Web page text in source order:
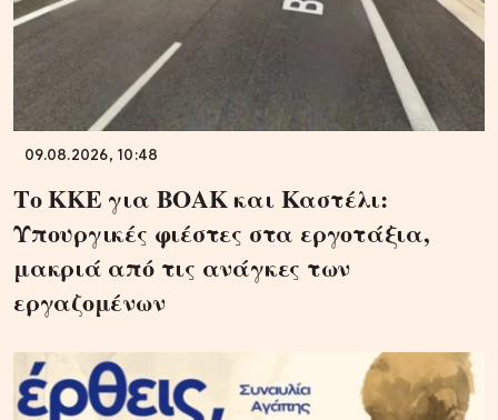
09.08.2026, 10:48
Το ΚΚΕ για ΒΟΑΚ και Καστέλι:
Υπουργικές φιέστες στα εργοτάξια,
μακριά από τις ανάγκες των
εργαζομένων